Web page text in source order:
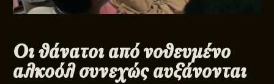
Οι θάνατοι από νοθευμένο
αλκοόλ συνεχώς αυξάνονται